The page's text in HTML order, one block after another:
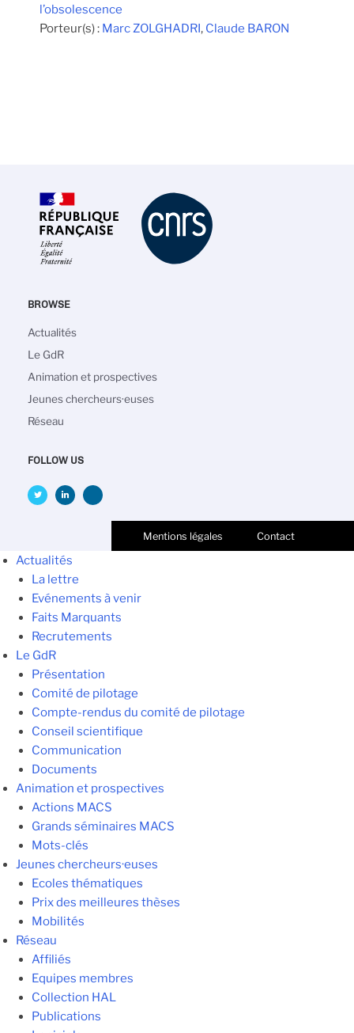
l’obsolescence
Porteur(s) : Marc ZOLGHADRI, Claude BARON
BROWSE
Main
navigation
Actualités
Le GdR
Animation et prospectives
Jeunes chercheurs·euses
Réseau
FOLLOW US
Mentions légales Contact
Actualités
La lettre
Evénements à venir
Faits Marquants
Recrutements
Le GdR
Présentation
Comité de pilotage
Compte-rendus du comité de pilotage
Conseil scientifique
Communication
Documents
Animation et prospectives
Actions MACS
Grands séminaires MACS
Mots-clés
Jeunes chercheurs·euses
Ecoles thématiques
Prix des meilleures thèses
Mobilités
Réseau
Affiliés
Equipes membres
Collection HAL
Publications